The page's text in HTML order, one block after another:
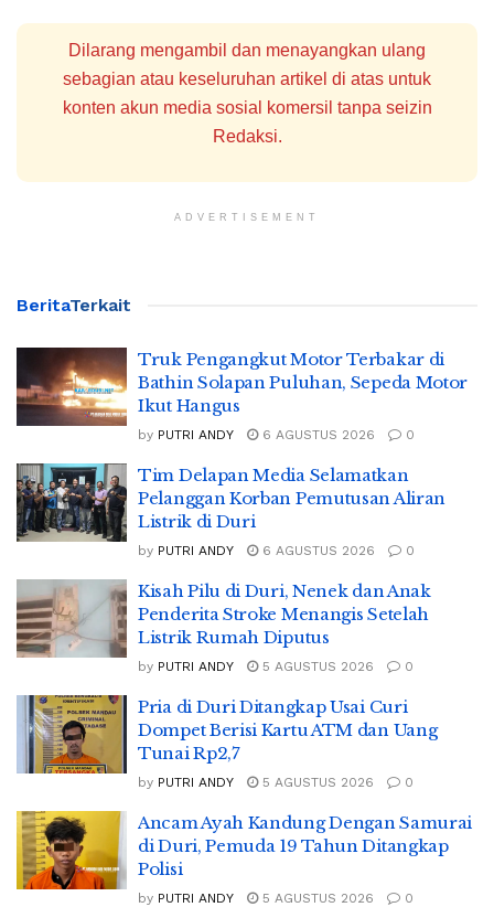
Dilarang mengambil dan menayangkan ulang
sebagian atau keseluruhan artikel di atas untuk
konten akun media sosial komersil tanpa seizin
Redaksi.
ADVERTISEMENT
BeritaTerkait
Truk Pengangkut Motor Terbakar di
Bathin Solapan Puluhan, Sepeda Motor
Ikut Hangus
by PUTRI ANDY 6 AGUSTUS 2026 0
Tim Delapan Media Selamatkan
Pelanggan Korban Pemutusan Aliran
Listrik di Duri
by PUTRI ANDY 6 AGUSTUS 2026 0
Kisah Pilu di Duri, Nenek dan Anak
Penderita Stroke Menangis Setelah
Listrik Rumah Diputus
by PUTRI ANDY 5 AGUSTUS 2026 0
Pria di Duri Ditangkap Usai Curi
Dompet Berisi Kartu ATM dan Uang
Tunai Rp2,7
by PUTRI ANDY 5 AGUSTUS 2026 0
Ancam Ayah Kandung Dengan Samurai
di Duri, Pemuda 19 Tahun Ditangkap
Polisi
by PUTRI ANDY 5 AGUSTUS 2026 0